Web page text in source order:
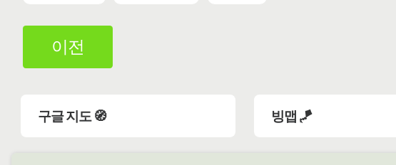
이전
구글 지도 🧭 빙맵 🪁